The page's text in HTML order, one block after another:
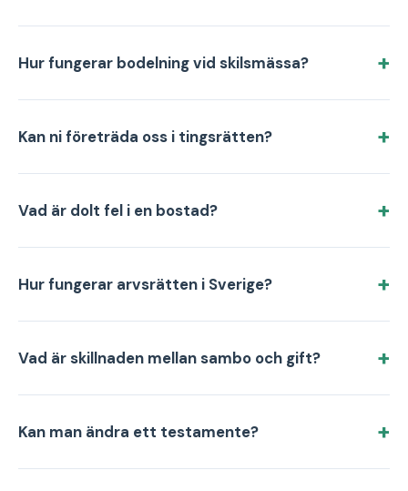
Hur fungerar bodelning vid skilsmässa?
Kan ni företräda oss i tingsrätten?
Vad är dolt fel i en bostad?
Hur fungerar arvsrätten i Sverige?
Vad är skillnaden mellan sambo och gift?
Kan man ändra ett testamente?